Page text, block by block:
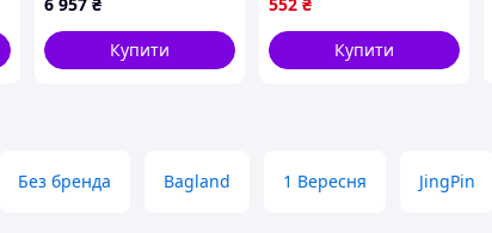
Купити
блакитний
Попелюшка FK-12265
Купити
Без бренда Bagland 1 Вересня JingPin